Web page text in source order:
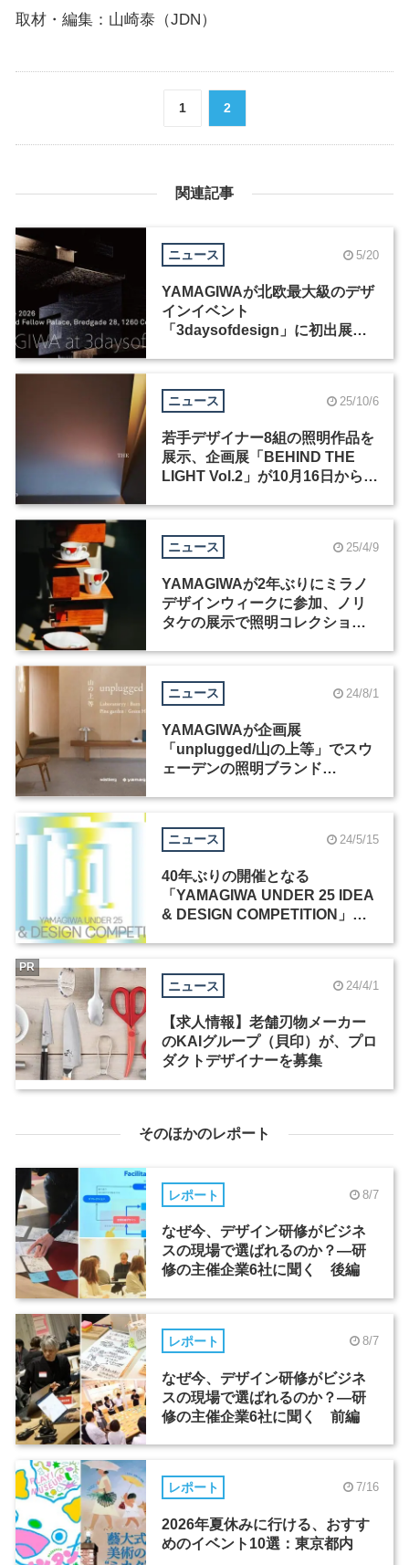
取材・編集：山崎泰（JDN）
1 2
関連記事
ニュース 5/20
YAMAGIWAが北欧最大級のデザ
インイベント
「3daysofdesign」に初出展、
ニュース 25/10/6
若手デザイナー8組の照明作品を
展示、企画展「BEHIND THE
LIGHT Vol.2」が10月16日から開
ニュース 25/4/9
YAMAGIWAが2年ぶりにミラノ
デザインウィークに参加、ノリ
タケの展示で照明コレクション
ニュース 24/8/1
YAMAGIWAが企画展
「unplugged/山の上等」でスウ
ェーデンの照明ブランド
ニュース 24/5/15
40年ぶりの開催となる
「YAMAGIWA UNDER 25 IDEA
& DESIGN COMPETITION」、5
ニュース 24/4/1
【求人情報】老舗刃物メーカー
のKAIグループ（貝印）が、プロ
ダクトデザイナーを募集
PR
そのほかのレポート
レポート 8/7
なぜ今、デザイン研修がビジネ
スの現場で選ばれるのか？―研
修の主催企業6社に聞く 後編
レポート 8/7
なぜ今、デザイン研修がビジネ
スの現場で選ばれるのか？―研
修の主催企業6社に聞く 前編
レポート 7/16
2026年夏休みに行ける、おすす
めのイベント10選：東京都内